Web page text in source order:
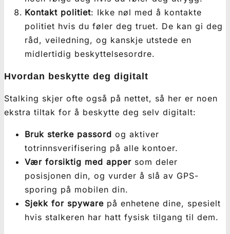
Kontakt politiet: Ikke nøl med å kontakte
politiet hvis du føler deg truet. De kan gi deg
råd, veiledning, og kanskje utstede en
midlertidig beskyttelsesordre.
Hvordan beskytte deg digitalt
Stalking skjer ofte også på nettet, så her er noen
ekstra tiltak for å beskytte deg selv digitalt:
Bruk sterke passord og aktiver
totrinnsverifisering på alle kontoer.
Vær forsiktig med apper som deler
posisjonen din, og vurder å slå av GPS-
sporing på mobilen din.
Sjekk for spyware på enhetene dine, spesielt
hvis stalkeren har hatt fysisk tilgang til dem.